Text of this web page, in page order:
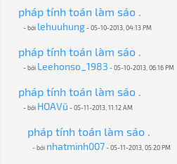
pháp tính toán làm sáo .
- bởi lehuuhung- 05-10-2013, 04:13 PM
pháp tính toán làm sáo .
- bởi Leehonso_1983 - 05-10-2013, 06:16 PM
pháp tính toán làm sáo .
- bởi HOAVũ - 05-11-2013, 11:12 AM
pháp tính toán làm sáo .
- bởi nhatminh007 - 05-11-2013, 05:20 PM